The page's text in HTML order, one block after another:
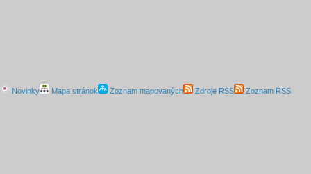
Novinky Mapa stránok Zoznam mapovaných Zdroje RSS Zoznam RSS